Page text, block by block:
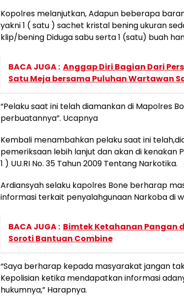
Kopolres melanjutkan, Adapun beberapa
yakni 1 ( satu ) sachet kristal bening ukuran
klip/bening Diduga sabu serta 1 (satu) buah
BACA JUGA : Anggap Diri Bagian Dari
Satu Meja bersama Puluhan Wartawan
“Pelaku saat ini telah diamankan di Mapolres
perbuatannya”. Ucapnya
Kembali menambahkan pelaku saat ini
pemeriksaan lebih lanjut dan akan di kenakan
1 ) UU.RI No. 35 Tahun 2009 Tentang Narkotika.
Ardiansyah selaku kapolres Bone berharap
informasi terkait penyalahgunaan Narkoba di
BACA JUGA : Bimtek Ketahanan Pangan
Soroti Bantuan Combine
“Saya berharap kepada masyarakat jangan
Kepolisian ketika mendapatkan informasi
hukumnya,” Harapnya.